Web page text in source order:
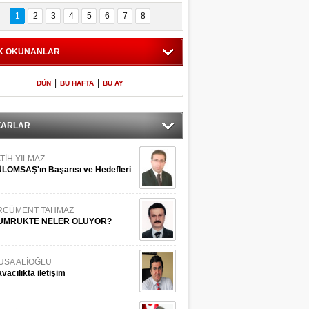
İstanbul
Adaları
600 milletvekilinin
listesi
1 2 3 4 5 6 7 8
OKUNANLAR
DÜN BU HAFTA BU AY
YILMAZ
Başarısı ve Hedefleri
TAHMAZ
NELER OLUYOR?
ALİOĞLU
iletişim